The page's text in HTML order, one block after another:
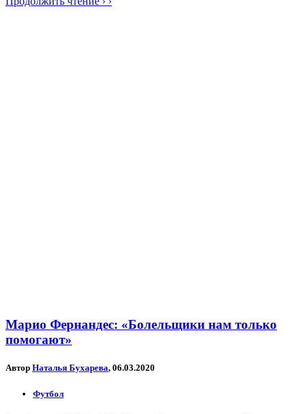
Марио Фернандес: «Болельщики нам только
помогают»
Автор Наталья Бухарева, 06.03.2020
Футбол